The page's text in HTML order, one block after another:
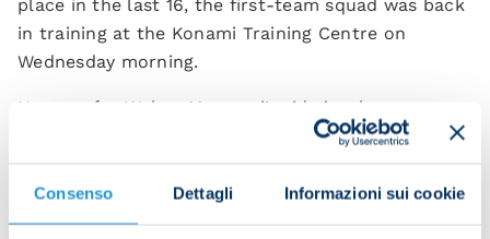
Consenso Dettagli Informazioni sui cookie
place in the last 16, the first-team squad was back
in training at the Konami Training Centre on
Wednesday morning.
Next up for Walter Mazzarri’s side is a home game
against Cagliari at the Stadio Maradona at 18:00